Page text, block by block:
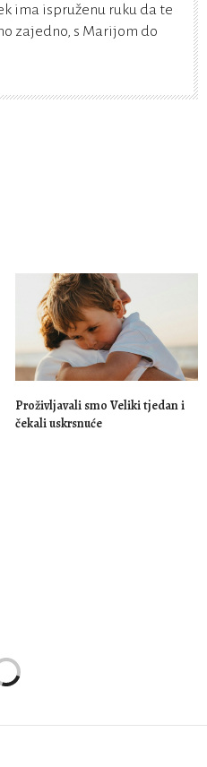
ima ispruženu ruku da te
zajedno, s Marijom do
Proživljavali smo Veliki tjedan i
čekali uskrsnuće